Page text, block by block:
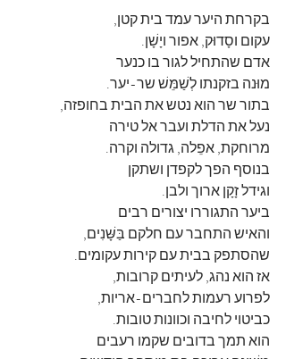
בקרחת היער עמד בית קטן,
עקום וסָדוּק, אפור ויָשָׁן.
אדם שהתחיל לגור בו כנער
מוּנה בזקנתו לְשַׁמֵּשׁ שר-יער.
בתור שר הוא נטש את הבית בחופזה,
נעל את הדלת ועבר אל טירה
מרוחקת, אפֵלה, גדולה וקרה.
בנוסף הפך לקפדן ושתקן
וגידל זָקָן ארוך ולבן.
ביער התגוררו יצורים רבים
והאיש התחבר עם חלקם בַּשָּׁנִים,
שהסתפק בבית עם קירות עקומים.
אז הוא נהג, לעיתים קרובות,
לפרוע רעמות לחברים-אריות,
כביטוי לחיבה וכוונות טובות.
הוא תמך בדובים שקמו רעבים